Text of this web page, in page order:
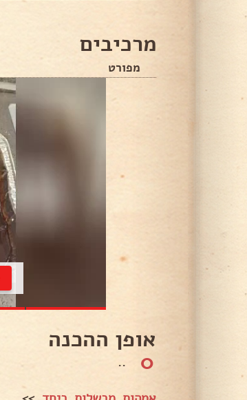
מרכיבים
מפורט
אופן ההכנה
0
..